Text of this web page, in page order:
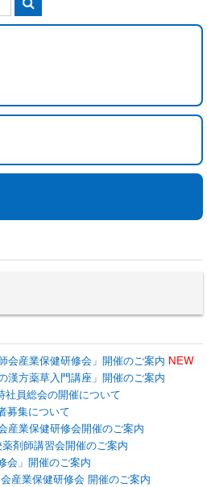
会産業保健研修会」開催のご案内 NEW
漢方薬草入門講座」開催のご案内
社員総会の開催について
募集について
産業保健研修会開催のご案内
剤師講習会開催のご案内
会」開催のご案内
産業保健研修会 開催のご案内